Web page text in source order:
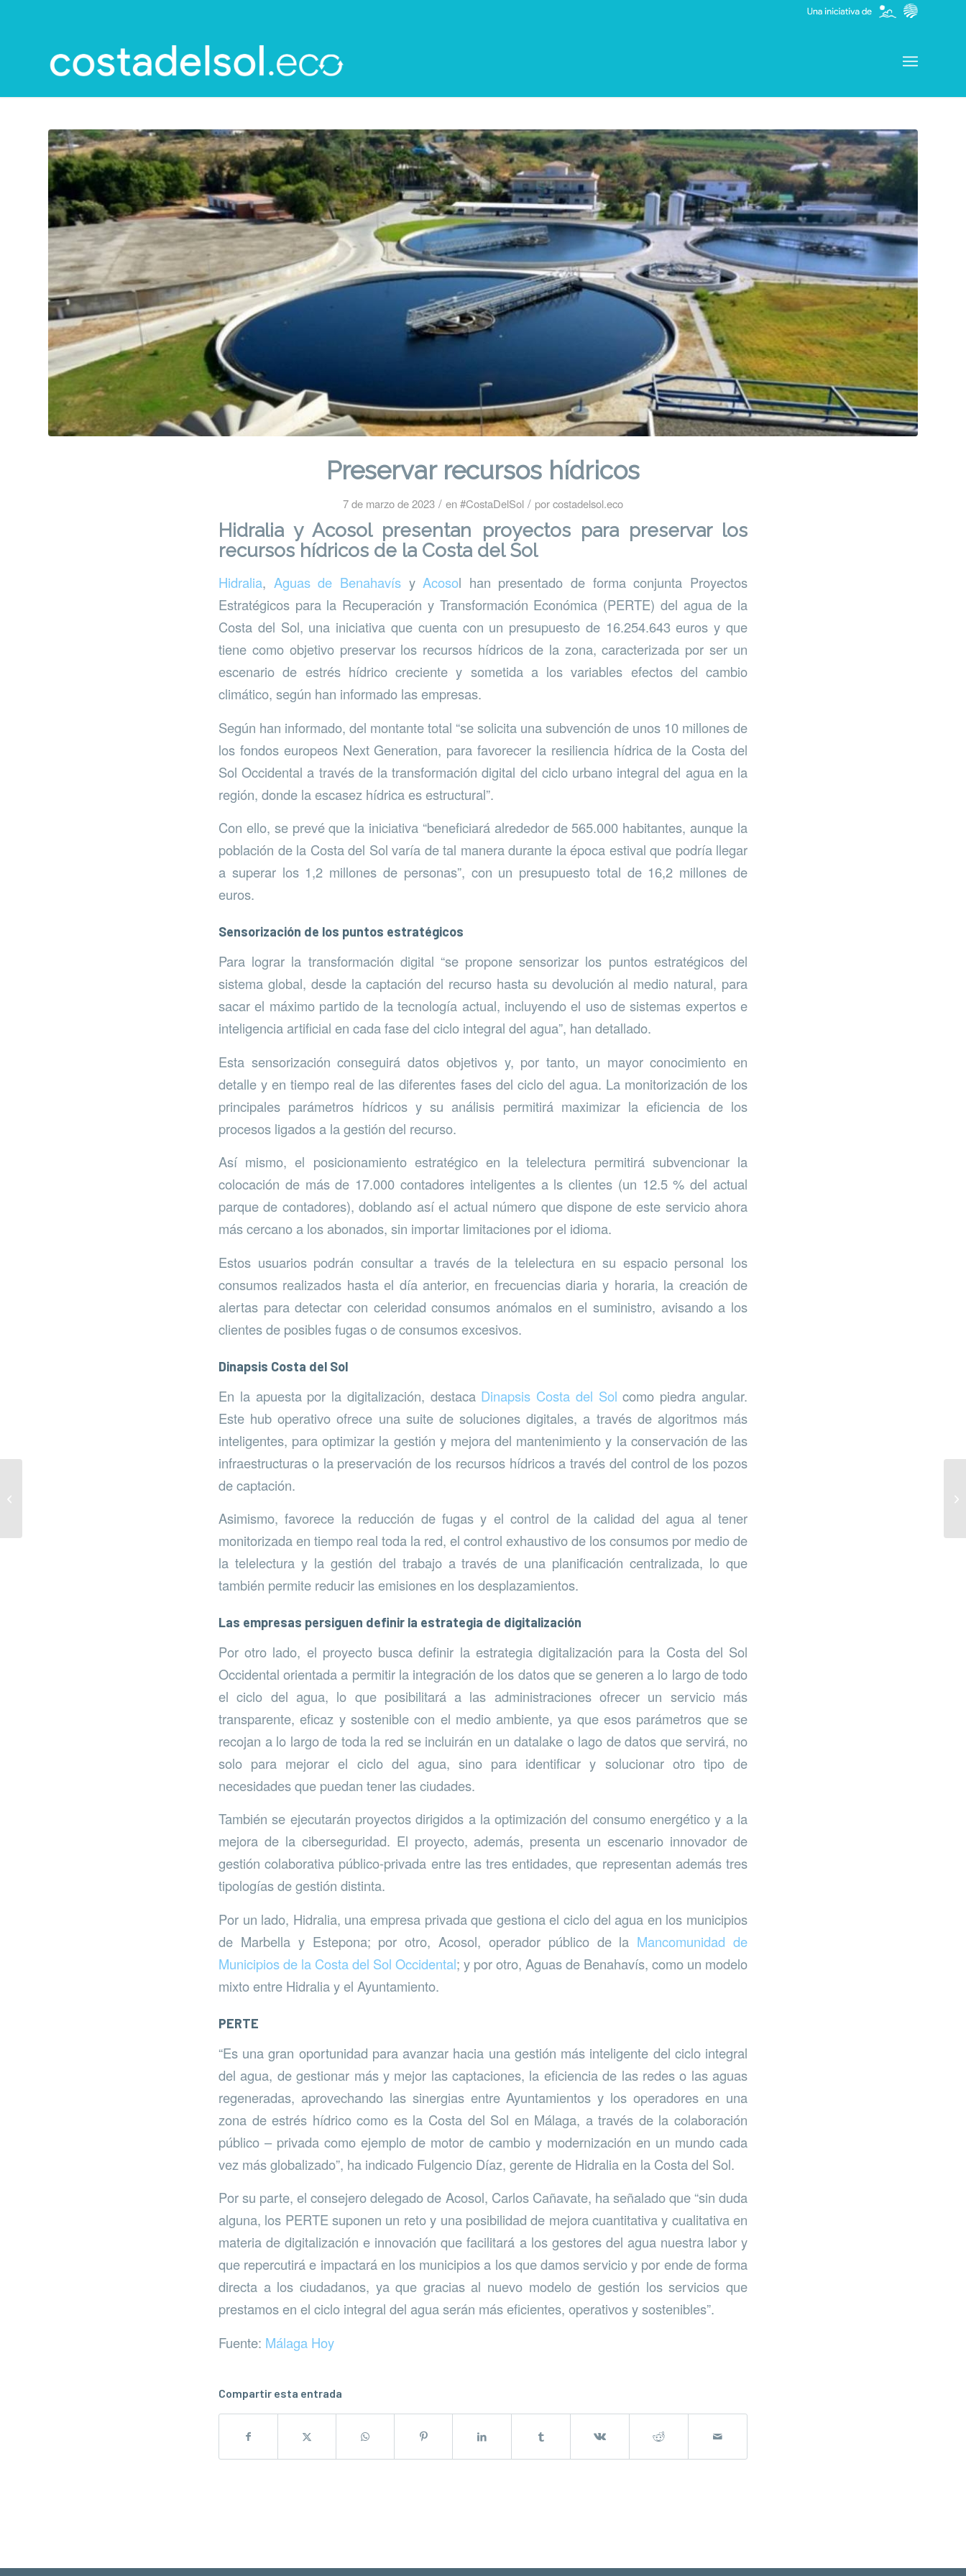
Preservar recursos hídricos
7 de marzo de 2023 / en#CostaDelSol / porcostadelsol.eco
Hidralia y Acosol presentan proyectos para preservar los
recursos hídricos de la Costa del Sol
Hidralia, Aguas de BenahavísyAcosol han presentado de forma conjunta Proyectos
Estratégicos para la Recuperación y Transformación Económica (PERTE) del agua de la
Costa del Sol, una iniciativa que cuenta con un presupuesto de 16.254.643 euros y que
tiene como objetivo preservar los recursos hídricos de la zona, caracterizada por ser un
escenario de estrés hídrico creciente y sometida a los variables efectos del cambio
climático, según han informado las empresas.
Según han informado, del montante total “se solicita una subvención de unos 10 millones de
los fondos europeos Next Generation, para favorecer la resiliencia hídrica de la Costa del
Sol Occidental a través de la transformación digital del ciclo urbano integral del agua en la
región, donde la escasez hídrica es estructural”.
Con ello, se prevé que la iniciativa “beneficiará alrededor de 565.000 habitantes, aunque la
población de la Costa del Sol varía de tal manera durante la época estival que podría llegar
a superar los 1,2 millones de personas”, con un presupuesto total de 16,2 millones de
euros.
Sensorización de los puntos estratégicos
Para lograr la transformación digital “se propone sensorizar los puntos estratégicos del
sistema global, desde la captación del recurso hasta su devolución al medio natural, para
sacar el máximo partido de la tecnología actual, incluyendo el uso de sistemas expertos e
inteligencia artificial en cada fase del ciclo integral del agua”, han detallado.
Esta sensorización conseguirá datos objetivos y, por tanto, un mayor conocimiento en
detalle y en tiempo real de las diferentes fases del ciclo del agua. La monitorización de los
principales parámetros hídricos y su análisis permitirá maximizar la eficiencia de los
procesos ligados a la gestión del recurso.
Así mismo, el posicionamiento estratégico en la telelectura permitirá subvencionar la
colocación de más de 17.000 contadores inteligentes a ls clientes (un 12.5 % del actual
parque de contadores), doblando así el actual número que dispone de este servicio ahora
más cercano a los abonados, sin importar limitaciones por el idioma.
Estos usuarios podrán consultar a través de la telelectura en su espacio personal los
consumos realizados hasta el día anterior, en frecuencias diaria y horaria, la creación de
alertas para detectar con celeridad consumos anómalos en el suministro, avisando a los
clientes de posibles fugas o de consumos excesivos.
Dinapsis Costa del Sol
En la apuesta por la digitalización, destaca Dinapsis Costa del Sol como piedra angular.
Este hub operativo ofrece una suite de soluciones digitales, a través de algoritmos más
inteligentes, para optimizar la gestión y mejora del mantenimiento y la conservación de las
infraestructuras o la preservación de los recursos hídricos a través del control de los pozos
de captación.
Asimismo, favorece la reducción de fugas y el control de la calidad del agua al tener
monitorizada en tiempo real toda la red, el control exhaustivo de los consumos por medio de
la telelectura y la gestión del trabajo a través de una planificación centralizada, lo que
también permite reducir las emisiones en los desplazamientos.
Las empresas persiguen definir la estrategia de digitalización
Por otro lado, el proyecto busca definir la estrategia digitalización para la Costa del Sol
Occidental orientada a permitir la integración de los datos que se generen a lo largo de todo
el ciclo del agua, lo que posibilitará a las administraciones ofrecer un servicio más
transparente, eficaz y sostenible con el medio ambiente, ya que esos parámetros que se
recojan a lo largo de toda la red se incluirán en un datalake o lago de datos que servirá, no
solo para mejorar el ciclo del agua, sino para identificar y solucionar otro tipo de
necesidades que puedan tener las ciudades.
También se ejecutarán proyectos dirigidos a la optimización del consumo energético y a la
mejora de la ciberseguridad. El proyecto, además, presenta un escenario innovador de
gestión colaborativa público-privada entre las tres entidades, que representan además tres
tipologías de gestión distinta.
Por un lado, Hidralia, una empresa privada que gestiona el ciclo del agua en los municipios
de Marbella y Estepona; por otro, Acosol, operador público de la Mancomunidad de
Municipios de la Costa del Sol Occidental; y por otro, Aguas de Benahavís, como un modelo
mixto entre Hidralia y el Ayuntamiento.
PERTE
“Es una gran oportunidad para avanzar hacia una gestión más inteligente del ciclo integral
del agua, de gestionar más y mejor las captaciones, la eficiencia de las redes o las aguas
regeneradas, aprovechando las sinergias entre Ayuntamientos y los operadores en una
zona de estrés hídrico como es la Costa del Sol en Málaga, a través de la colaboración
público – privada como ejemplo de motor de cambio y modernización en un mundo cada
vez más globalizado”, ha indicado Fulgencio Díaz, gerente de Hidralia en la Costa del Sol.
Por su parte, el consejero delegado de Acosol, Carlos Cañavate, ha señalado que “sin duda
alguna, los PERTE suponen un reto y una posibilidad de mejora cuantitativa y cualitativa en
materia de digitalización e innovación que facilitará a los gestores del agua nuestra labor y
que repercutirá e impactará en los municipios a los que damos servicio y por ende de forma
directa a los ciudadanos, ya que gracias al nuevo modelo de gestión los servicios que
prestamos en el ciclo integral del agua serán más eficientes, operativos y sostenibles”.
Fuente: Málaga Hoy
Compartir esta entrada